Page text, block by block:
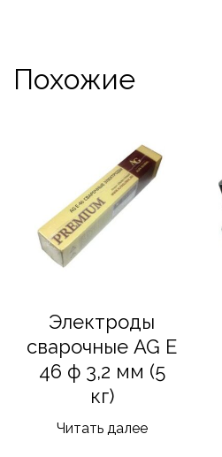
Похожие
Электроды
сварочные AG E
46 ф 3,2 мм (5
кг)
Читать далее